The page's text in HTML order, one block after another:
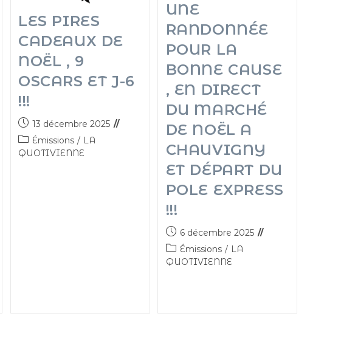
LES PIRES
CADEAUX DE
NOËL , 9
OSCARS ET J-6
!!!
13 décembre 2025
Émissions / LA
QUOTIVIENNE
UNE
RANDONNÉE
POUR LA
BONNE CAUSE
, EN DIRECT
DU MARCHÉ
DE NOËL A
CHAUVIGNY
ET DÉPART DU
POLE EXPRESS
!!!
6 décembre 2025
Émissions / LA
QUOTIVIENNE